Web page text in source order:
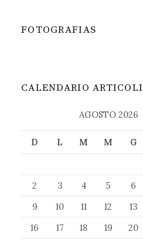
FOTOGRAFIAS
CALENDARIO ARTICOLI
AGOSTO 2026
D L M M G
2
3 4 5 6
9
10 11 12 13
16
17 18 19 20